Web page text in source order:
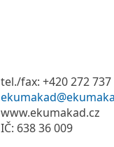
tel./fax: +420 272 737
www.ekumakad.cz
IČ: 638 36 009